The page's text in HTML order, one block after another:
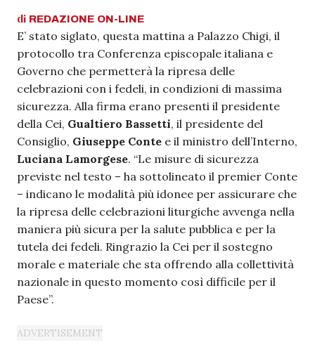
di REDAZIONE ON-LINE
E’ stato siglato, questa mattina a Palazzo Chigi, il
protocollo tra Conferenza episcopale italiana e
Governo che permetterà la ripresa delle
celebrazioni con i fedeli, in condizioni di massima
sicurezza. Alla firma erano presenti il presidente
della Cei, Gualtiero Bassetti, il presidente del
Consiglio, Giuseppe Conte e il ministro dell’Interno,
Luciana Lamorgese. “Le misure di sicurezza
previste nel testo – ha sottolineato il premier Conte
– indicano le modalità più idonee per assicurare che
la ripresa delle celebrazioni liturgiche avvenga nella
maniera più sicura per la salute pubblica e per la
tutela dei fedeli. Ringrazio la Cei per il sostegno
morale e materiale che sta offrendo alla collettività
nazionale in questo momento così difficile per il
Paese”.